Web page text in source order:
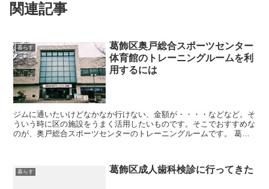
関連記事
暮らす
葛飾区奥戸総合スポーツセンター
体育館のトレーニングルームを利
用するには
ジムに通いたいけどなかなか行けない、金額が・・・・などなど。そ
ういう時に区の施設をうまく活用したいものです。そこでおすすめな
のが、奥戸総合スポーツセンターのトレーニングルームです。 葛飾
暮らす 葛飾区成人歯科検診に行ってきた